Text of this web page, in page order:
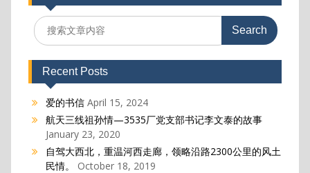
Search
for:
Recent Posts
爱的书信 April 15, 2024
航天三线祖孙情—3535厂党支部书记李文泰的故事
January 23, 2020
自驾大西北，重温河西走廊，领略沿路2300公里的风土
民情。
October 18, 2019